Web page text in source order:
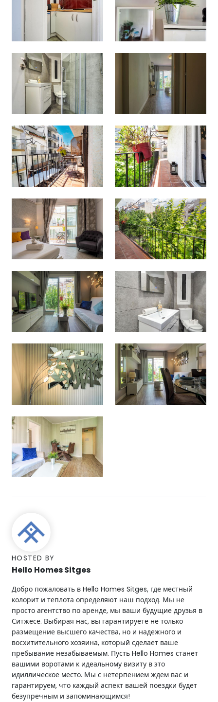
HOSTED BY
Hello Homes Sitges
Добро пожаловать в Hello Homes Sitges, где местный
колорит и теплота определяют наш подход. Мы не
просто агентство по аренде, мы ваши будущие друзья в
Ситжесе. Выбирая нас, вы гарантируете не только
размещение высшего качества, но и надежного и
восхитительного хозяина, который сделает ваше
пребывание незабываемым. Пусть Hello Homes станет
вашими воротами к идеальному визиту в это
идиллическое место. Мы с нетерпением ждем вас и
гарантируем, что каждый аспект вашей поездки будет
безупречным и запоминающимся!